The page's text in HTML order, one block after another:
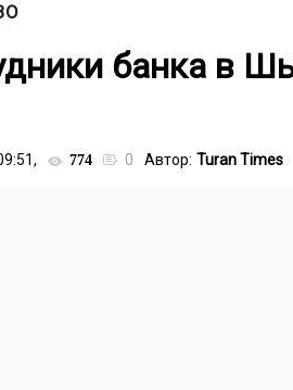
банка в
774 0 Автор: Turan Times